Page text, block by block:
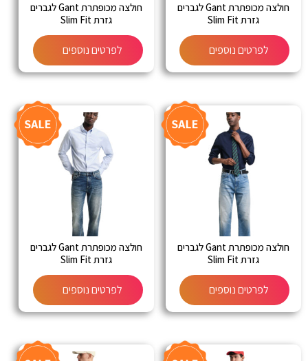
חולצה מכופתרת Gant לגברים
גזרת Slim Fit
לפרטים נוספים
חולצה מכופתרת Gant לגברים
גזרת Slim Fit
לפרטים נוספים
חולצה מכופתרת Gant לגברים
גזרת Slim Fit
לפרטים נוספים
חולצה מכופתרת Gant לגברים
גזרת Slim Fit
לפרטים נוספים